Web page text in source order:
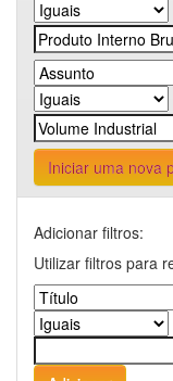
Iniciar uma nova
Adicionar filtros:
Utilizar filtros para